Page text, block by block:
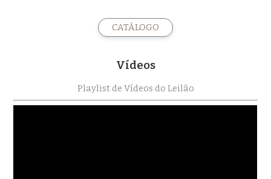
CATÁLOGO
Vídeos
Playlist de Vídeos do Leilão